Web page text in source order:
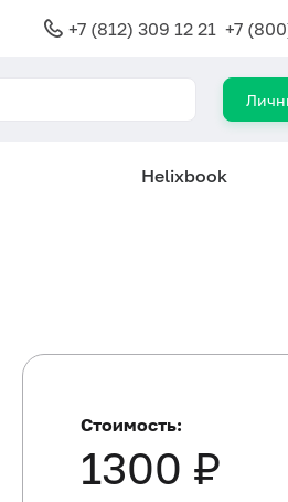
+7 (812) 309 12 21 +7
Helixbook
Стоимость:
1300 ₽